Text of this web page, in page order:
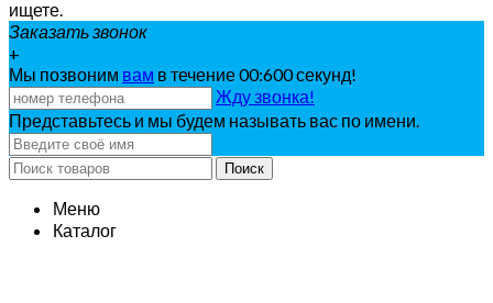
ищете.
Заказать звонок
+
Мы позвоним вам в течение 00:600секунд!
Жду звонка!
Представьтесь и мы будем называть вас по имени.
Поиск
Меню
Каталог